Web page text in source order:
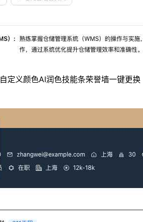
自定义颜色AI润色技能条荣誉墙一键更换